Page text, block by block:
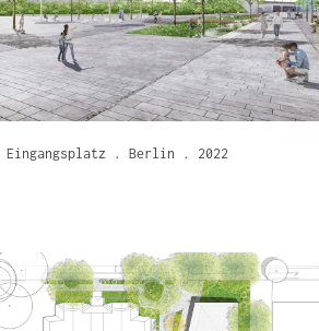
Eingangsplatz . Berlin . 2022